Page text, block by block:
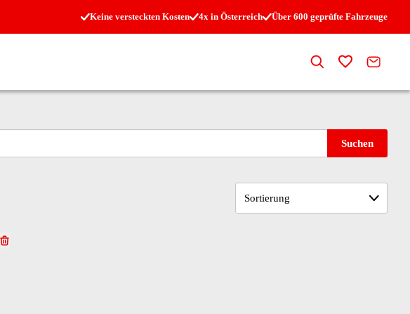
Keine versteckten Kosten 4x in Österreich Über 600 geprüfte Fahrzeuge
SucheZur
Suchen